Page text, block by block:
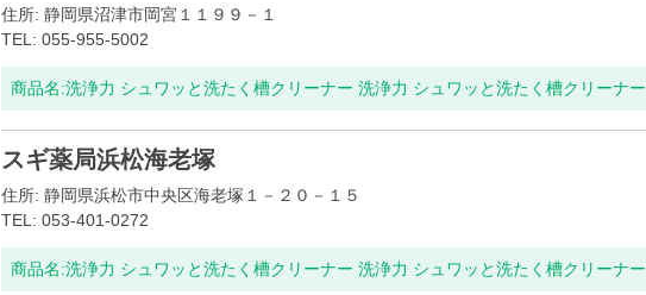
住所: 静岡県沼津市岡宮１１９９－１
TEL: 055-955-5002
商品名:洗浄力 シュワッと洗たく槽クリーナー 洗浄力 シュワッと洗たく槽クリーナー
スギ薬局浜松海老塚
住所: 静岡県浜松市中央区海老塚１－２０－１５
TEL: 053-401-0272
商品名:洗浄力 シュワッと洗たく槽クリーナー 洗浄力 シュワッと洗たく槽クリーナー